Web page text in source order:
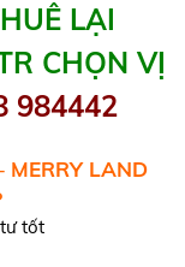
LẠI
CHỌN VỊ
984442
MERRY LAND
tốt